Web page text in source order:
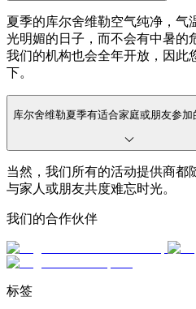
夏季的库尔舍维勒空气纯净，气
光明媚的日子，而不会有中暑的
我们的机构也会全年开放，因此
下。
库尔舍维勒夏季有适合家庭或朋友参加
当然，我们所有的活动提供商都
与家人或朋友共度难忘时光。
我们的合作伙伴
标签